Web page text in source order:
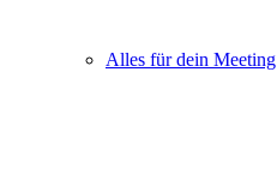
Alles für dein Meeting